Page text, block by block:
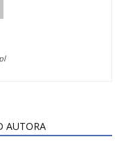
AUTORA